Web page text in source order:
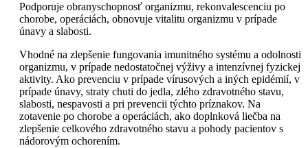
Podporuje obranyschopnosť organizmu, rekonvalescenciu po
chorobe, operáciách, obnovuje vitalitu organizmu v prípade
únavy a slabosti.
Vhodné na zlepšenie fungovania imunitného systému a odolnosti
organizmu, v prípade nedostatočnej výživy a intenzívnej fyzickej
aktivity. Ako prevenciu v prípade vírusových a iných epidémií, v
prípade únavy, straty chuti do jedla, zlého zdravotného stavu,
slabosti, nespavosti a pri prevencii týchto príznakov. Na
zotavenie po chorobe a operáciách, ako doplnková liečba na
zlepšenie celkového zdravotného stavu a pohody pacientov s
nádorovým ochorením.